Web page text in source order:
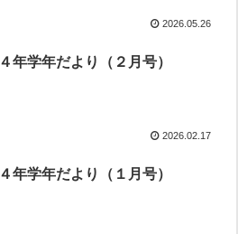
2026.05.26
４年学年だより（２月号）
2026.02.17
４年学年だより（１月号）